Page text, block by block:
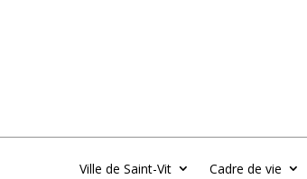
Ville de Saint-Vit Cadre de vie